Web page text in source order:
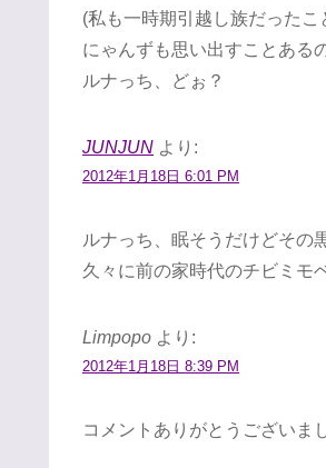
(私も一時期引越し族だった
にゃんずも思い出すことある
ルナっち、どぉ？
JUNJUN より:
2012年1月18日 6:01 PM
ルナっち、眠そうだけどその
久々に前の家時代のチビミモ
Limpopo より:
2012年1月18日 8:39 PM
コメントありがとうございま